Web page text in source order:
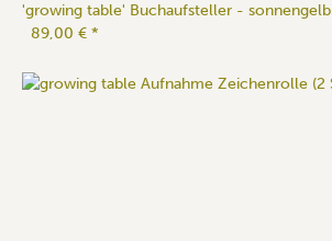
'growing table' Buchaufsteller - sonnengelb
89,00 € *